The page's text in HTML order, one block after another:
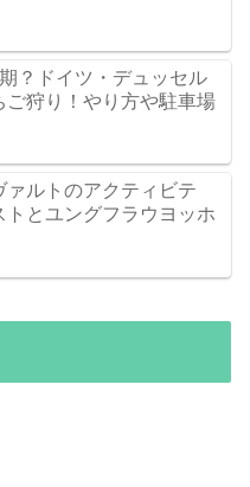
？ドイツ・デュッセル
ご狩り！やり方や駐車場
ァルトのアクティビテ
トとユングフラウヨッホ